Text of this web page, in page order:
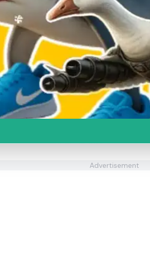
Advertisement